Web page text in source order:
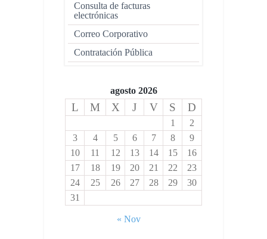
Consulta de facturas
electrónicas
Correo Corporativo
Contratación Pública
agosto 2026
L M X J V S D
1
2
3
4 5 6 7 8
9
10
11 12 13 14 15
16
17
18 19 20 21 22
23
24
25 26 27 28 29
30
31
« Nov